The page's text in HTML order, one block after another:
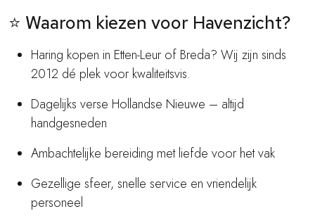
⭐ Waarom kiezen voor Havenzicht?
Haring kopen in Etten-Leur of Breda? Wij zijn sinds
2012 dé plek voor kwaliteitsvis.
Dagelijks verse Hollandse Nieuwe – altijd
handgesneden
Ambachtelijke bereiding met liefde voor het vak
Gezellige sfeer, snelle service en vriendelijk
personeel